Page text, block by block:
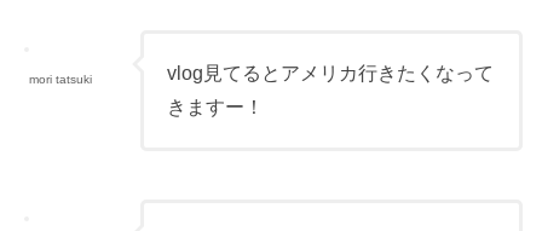
mori tatsuki
vlog見てるとアメリカ行きたくなって
きますー！